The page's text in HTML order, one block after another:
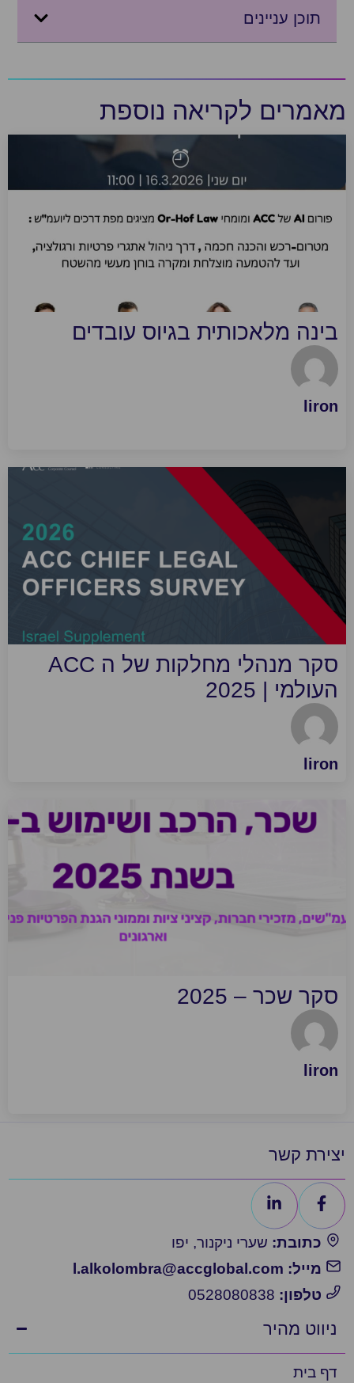
תוכן עניינים
לקריאה נוספת
מלאכותית בגיוס עובדים
סקר מנהלי מחלקות של ה ACC
| 2025
שכר – 2025
קשר
כתובת:שערי ניקנור, יפו
מייל: l.alkolombra@accglobal.com
טלפון:0528080838
מהיר
בית